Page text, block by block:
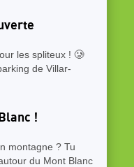
les spliteux ! 🥲
de Villar-
!
montagne ? Tu
du Mont Blanc